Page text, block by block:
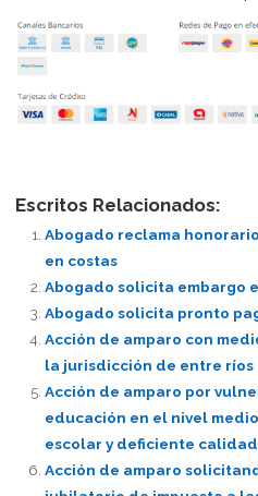
Escritos Relacionados:
Abogado reclama
en costas
Abogado solicita embargo
Abogado solicita pronto
Acción de amparo con
la jurisdicción de entre ríos
Acción de amparo por
educación en el nivel
escolar y deficiente
Acción de amparo